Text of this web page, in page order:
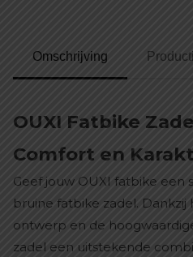
Omschrijving
OUXI Fatbike
Comfort en
Geef jouw OUXI fatbike een
bruine fatbike zadel.
ontwerp en de
zadel een uitstekende